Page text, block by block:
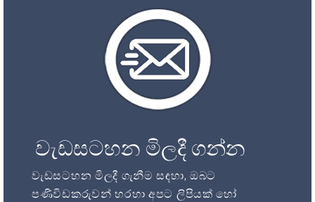
වැඩසටහන මිලදී ගන්න
වැඩසටහන මිලදී ගැනීම සඳහා, ඔබට
පණිවිඩකරුවන් හරහා අපට ලිපියක් හෝ